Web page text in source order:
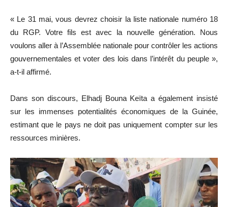
« Le 31 mai, vous devrez choisir la liste nationale numéro 18
du RGP. Votre fils est avec la nouvelle génération. Nous
voulons aller à l’Assemblée nationale pour contrôler les actions
gouvernementales et voter des lois dans l’intérêt du peuple »,
a-t-il affirmé.
Dans son discours, Elhadj Bouna Keïta a également insisté
sur les immenses potentialités économiques de la Guinée,
estimant que le pays ne doit pas uniquement compter sur les
ressources minières.